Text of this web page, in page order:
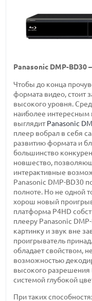
Panasonic DMP-BD30
Чтобы до конца
формата видео, стоит
высокого уровня.
наиболее
выглядитPanasonic
плеер вобрал в себя
развитию формата и
большинство
новшество,
интерактивные
Panasonic DMP-BD30
полноте. Но не одной
хорош новый
платформа P4HD
плееру Panasonic
картинку и звук вне
проигрыватель
обладает
возможностью
высокого разрешения
системой глубокой
При таких